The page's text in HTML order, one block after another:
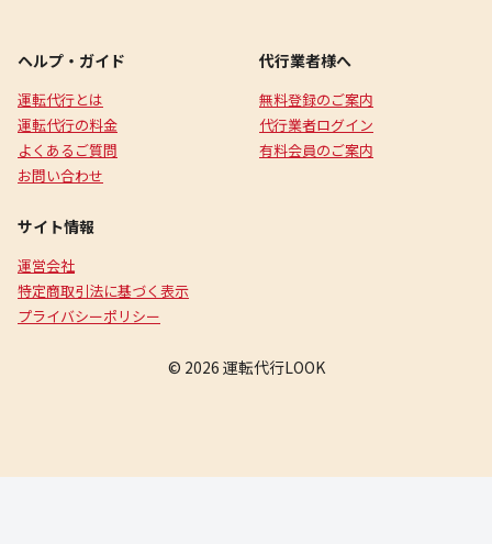
ヘルプ・ガイド
運転代行とは
運転代行の料金
よくあるご質問
お問い合わせ
代行業者様へ
無料登録のご案内
代行業者ログイン
有料会員のご案内
サイト情報
運営会社
特定商取引法に基づく表示
プライバシーポリシー
© 2026 運転代行LOOK